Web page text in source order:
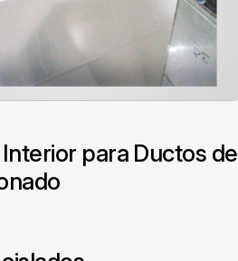
para Ductos de